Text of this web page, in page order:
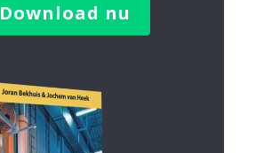
Download nu